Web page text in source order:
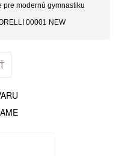
pre modernú gymnastiku
00001 NEW